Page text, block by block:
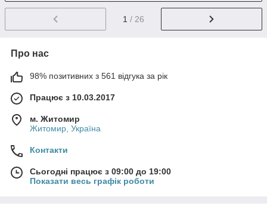
1 / 26
Про нас
98% позитивних з 561 відгука за рік
Працює з 10.03.2017
м. Житомир
Житомир, Україна
Контакти
Сьогодні працює з 09:00 до 19:00
Показати весь графік роботи